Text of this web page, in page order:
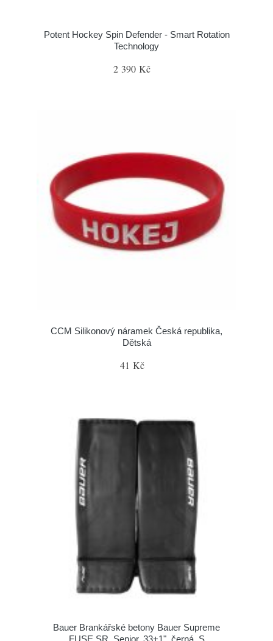
Potent Hockey Spin Defender - Smart Rotation
Technology
2 390 Kč
CCM Silikonový náramek Česká republika,
Dětská
41 Kč
Bauer Brankářské betony Bauer Supreme
FUSE SR, Senior, 33+1", černá, S